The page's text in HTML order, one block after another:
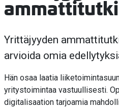
Yrittäjyyden
arvioida omia
Hän osaa laatia
yritystoimintaa vastuullisesti.
digitalisaation tarjoamia